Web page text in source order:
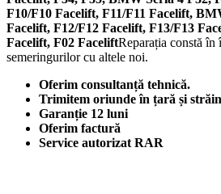
F10/F10 Facelift, F11/F11 Facelift,
Facelift, F12/F12 Facelift, F13/F13
Facelift, F02 Facelift​Reparația constă
semeringurilor cu altele noi.
Oferim consultanță tehnică.
Trimitem oriunde în țară și
Garanție 12 luni
Oferim factură
Service autorizat RAR